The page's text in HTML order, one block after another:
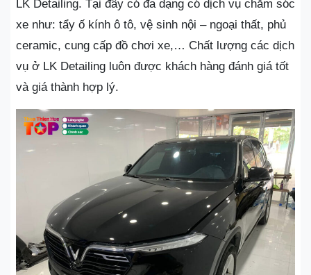
LK Detailing. Tại đây có đa dạng có dịch vụ chăm sóc
xe như: tẩy ố kính ô tô, vệ sinh nội – ngoại thất, phủ
ceramic, cung cấp đồ chơi xe,… Chất lượng các dịch
vụ ở LK Detailing luôn được khách hàng đánh giá tốt
và giá thành hợp lý.